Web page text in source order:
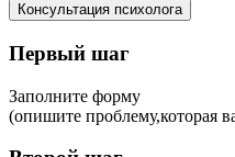
Консультация психолога
Первый шаг
Заполните форму
(опишите проблему,которая